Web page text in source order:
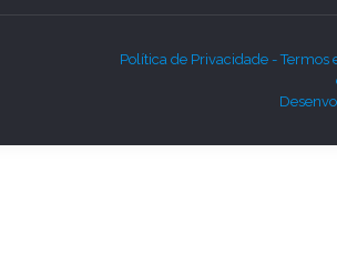
Política de Privacidade -Termos